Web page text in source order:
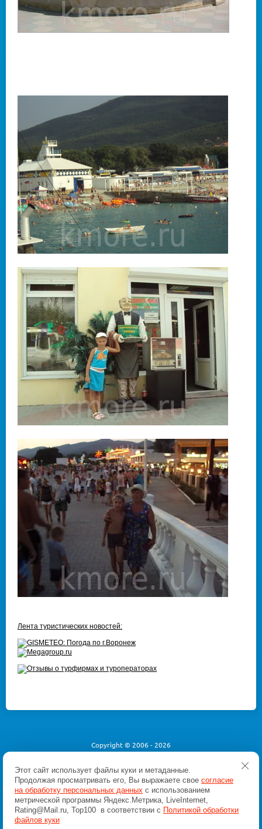
Лента туристических новостей:
Copyright © 2006 - 2026
сайте, носят справочный характер и не являются
публичной офертой, определяемой положениями
Статьи 437 (2) Гражданского кодекса Российской
Федерации.
Политика конфиденциальности
Этот сайт использует файлы куки и метаданные.
Продолжая просматривать его, Вы выражаете свое согласие
на обработку персональных данных с использованием
метрической программы Яндекс.Метрика, LiveInternet,
Rating@Mail.ru, Top100 в соответствии с Политикой обработки
файлов куки